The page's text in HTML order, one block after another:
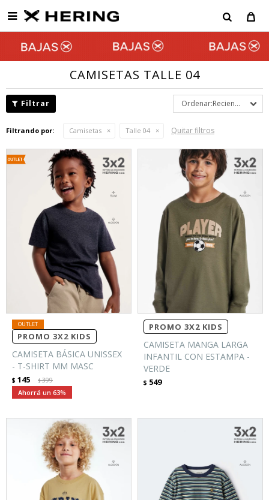

CAMISETAS TALLE 04
Recientes
Filtrando por: Camisetas Talle 04 Quitar filtros
PROMO 3X2 KIDS
CAMISETA BÁSICA UNISSEX
- T-SHIRT MM MASC
$ 145 $399
63
PROMO 3X2 KIDS
CAMISETA MANGA LARGA
INFANTIL CON ESTAMPA -
VERDE
$ 549